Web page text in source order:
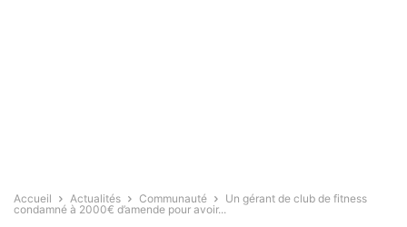
Accueil Actualités Communauté
Un gérant de club de fitness
condamné à 2000€ d’amende pour avoir...